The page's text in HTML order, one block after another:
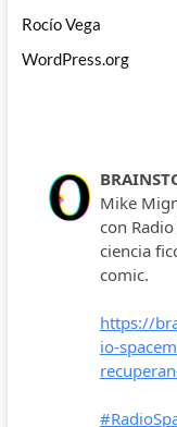
Rocío Vega
WordPress.org